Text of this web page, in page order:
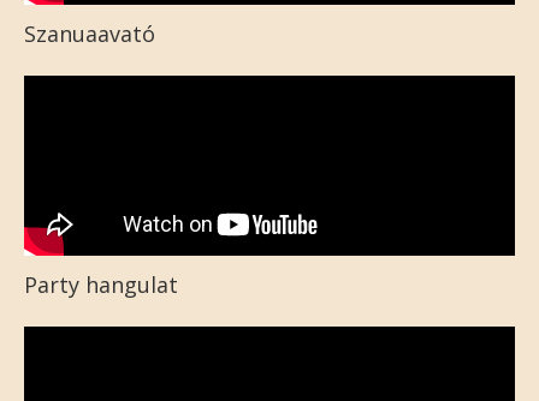
Szanuaavató
Party hangulat